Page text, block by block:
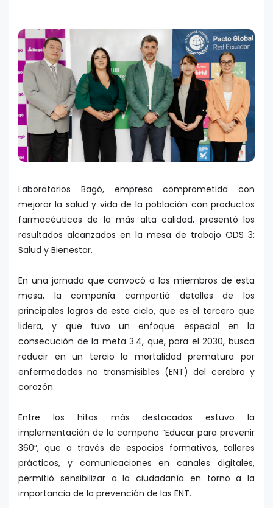
Laboratorios Bagó, empresa comprometida con
mejorar la salud y vida de la población con productos
farmacéuticos de la más alta calidad, presentó los
resultados alcanzados en la mesa de trabajo ODS 3:
Salud y Bienestar.
En una jornada que convocó a los miembros de esta
mesa, la compañía compartió detalles de los
principales logros de este ciclo, que es el tercero que
lidera, y que tuvo un enfoque especial en la
consecución de la meta 3.4, que, para el 2030, busca
reducir en un tercio la mortalidad prematura por
enfermedades no transmisibles (ENT) del cerebro y
corazón.
Entre los hitos más destacados estuvo la
implementación de la campaña “Educar para prevenir
360”, que a través de espacios formativos, talleres
prácticos, y comunicaciones en canales digitales,
permitió sensibilizar a la ciudadanía en torno a la
importancia de la prevención de las ENT.